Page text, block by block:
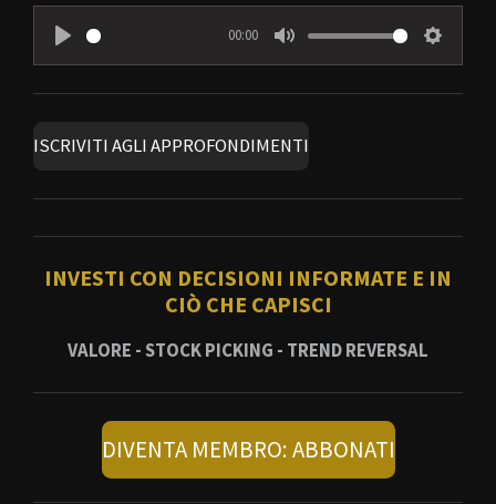
P
l
y
00:00
M
u
e
S
e
s
ISCRIVITI AGLI APPROFONDIMENTI
INVESTI CON DECISIONI INFORMATE E IN
CIÒ CHE CAPISCI
VALORE - STOCK PICKING - TREND REVERSAL
DIVENTA MEMBRO: ABBONATI